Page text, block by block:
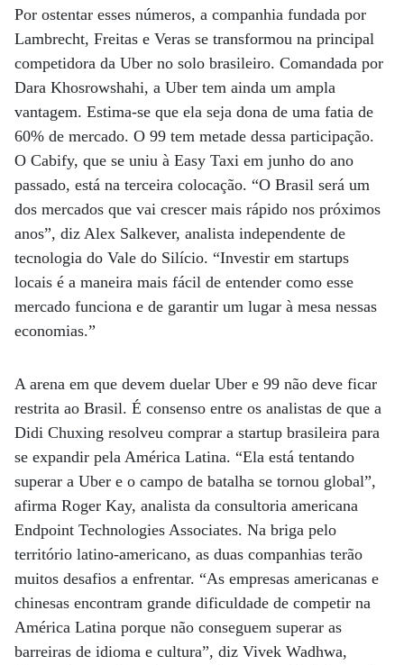
Por ostentar esses números, a companhia fundada por
Lambrecht, Freitas e Veras se transformou na principal
competidora da Uber no solo brasileiro. Comandada por
Dara Khosrowshahi, a Uber tem ainda um ampla
vantagem. Estima-se que ela seja dona de uma fatia de
60% de mercado. O 99 tem metade dessa participação.
O Cabify, que se uniu à Easy Taxi em junho do ano
passado, está na terceira colocação. “O Brasil será um
dos mercados que vai crescer mais rápido nos próximos
anos”, diz Alex Salkever, analista independente de
tecnologia do Vale do Silício. “Investir em startups
locais é a maneira mais fácil de entender como esse
mercado funciona e de garantir um lugar à mesa nessas
economias.”
A arena em que devem duelar Uber e 99 não deve ficar
restrita ao Brasil. É consenso entre os analistas de que a
Didi Chuxing resolveu comprar a startup brasileira para
se expandir pela América Latina. “Ela está tentando
superar a Uber e o campo de batalha se tornou global”,
afirma Roger Kay, analista da consultoria americana
Endpoint Technologies Associates. Na briga pelo
território latino-americano, as duas companhias terão
muitos desafios a enfrentar. “As empresas americanas e
chinesas encontram grande dificuldade de competir na
América Latina porque não conseguem superar as
barreiras de idioma e cultura”, diz Vivek Wadhwa,